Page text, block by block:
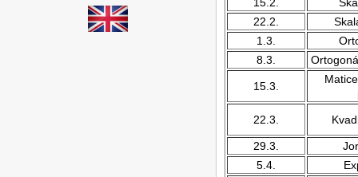
15.2.
22.2.
1.3.
8.3.
15.3.
22.3.
29.3.
5.4.